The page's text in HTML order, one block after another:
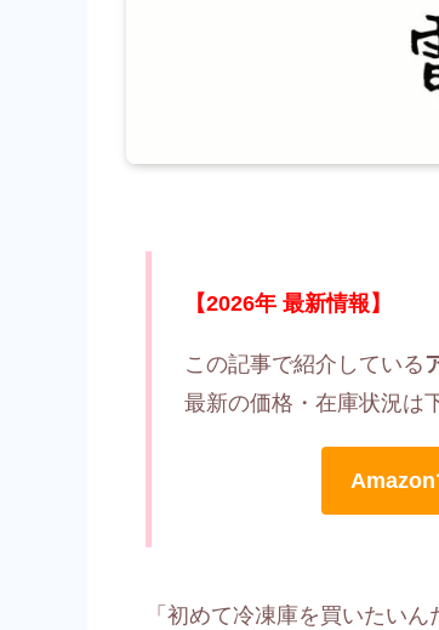
【2026年 最新情報】
この記事で紹介している
最新の価格・在庫状況は
Amazon
「初めて冷凍庫を買いたい